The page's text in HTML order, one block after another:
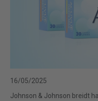
16/05/2025
Johnson & Johnson breidt